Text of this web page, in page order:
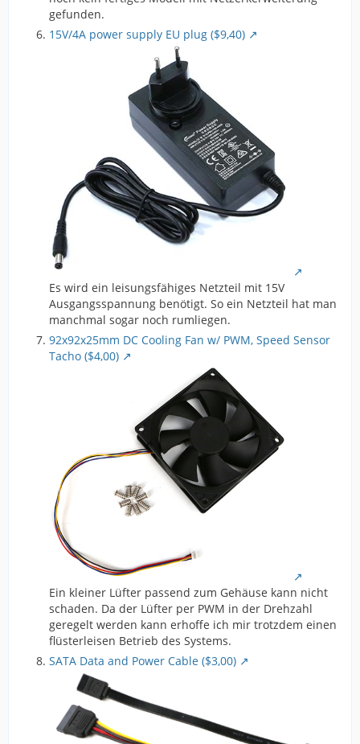
gefunden.
15V/4A power supply EU plug ($9,40)
Es wird ein leisungsfähiges Netzteil mit 15V
Ausgangsspannung benötigt. So ein Netzteil hat man
manchmal sogar noch rumliegen.
92x92x25mm DC Cooling Fan w/ PWM, Speed Sensor
Tacho ($4,00)
Ein kleiner Lüfter passend zum Gehäuse kann nicht
schaden. Da der Lüfter per PWM in der Drehzahl
geregelt werden kann erhoffe ich mir trotzdem einen
flüsterleisen Betrieb des Systems.
SATA Data and Power Cable ($3,00)